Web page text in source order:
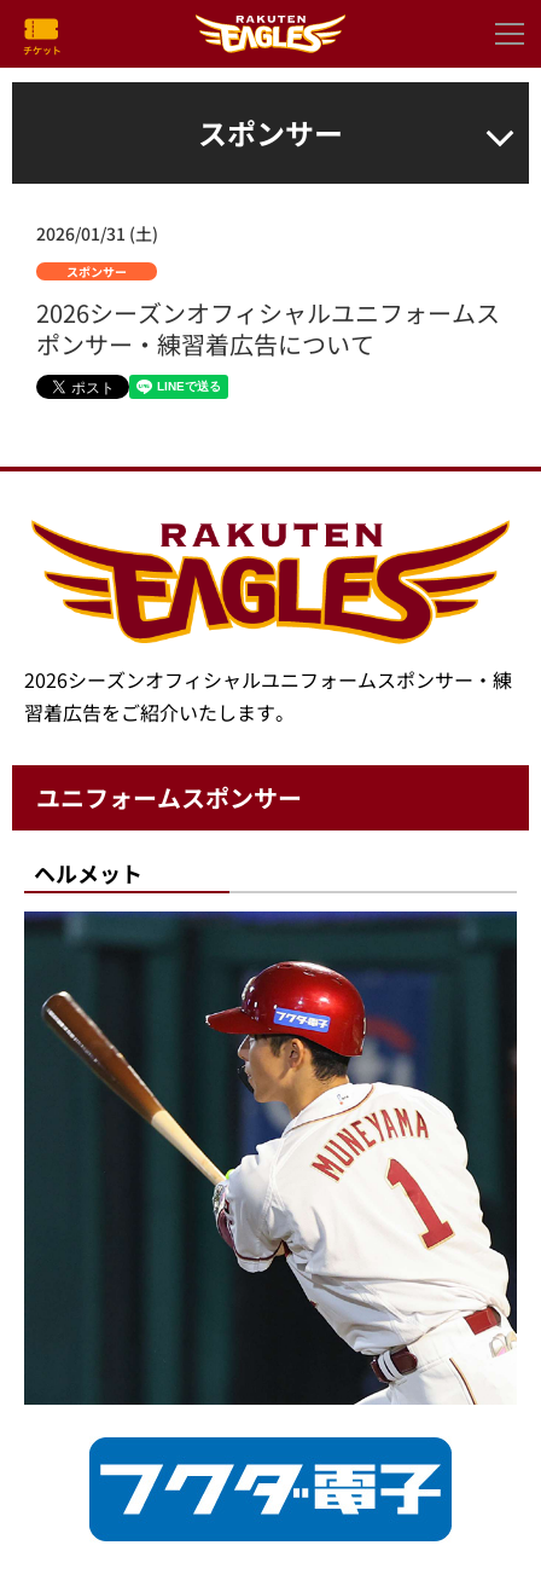
スポンサー
2026/01/31 (土)
スポンサー
2026シーズンオフィシャルユニフォームス
ポンサー・練習着広告について
2026シーズンオフィシャルユニフォームスポンサー・練
習着広告をご紹介いたします。
ユニフォームスポンサー
ヘルメット